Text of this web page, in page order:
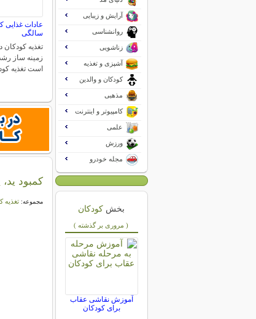
عادات غذایی
سالگی
تغذیه کودکان
زمینه ساز
است تغذیه
كمبود
مجموعه:تغذیه
آرایش و زیبایی
روانشناسی
زناشویی
آشپزی و تغذیه
کودکان و والدین
مذهبی
کامپیوتر و اینترنت
علمی
ورزش
مجله خودرو
بخش کودکان
( مروری بر گذشته )
آموزش نقاشی عقاب
برای کودکان